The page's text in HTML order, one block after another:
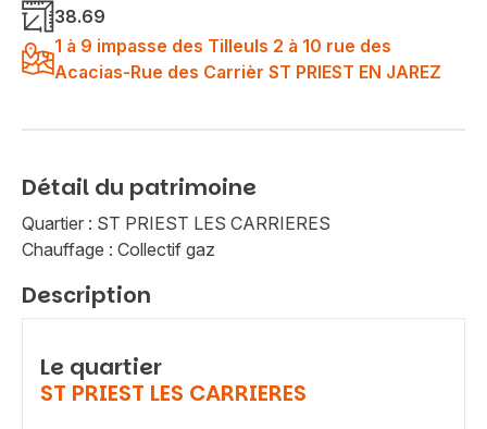
38.69
1 à 9 impasse des Tilleuls 2 à 10 rue des
Acacias-Rue des Carrièr ST PRIEST EN JAREZ
Détail du patrimoine
Quartier : ST PRIEST LES CARRIERES
Chauffage : Collectif gaz
Description
Le quartier
ST PRIEST LES CARRIERES